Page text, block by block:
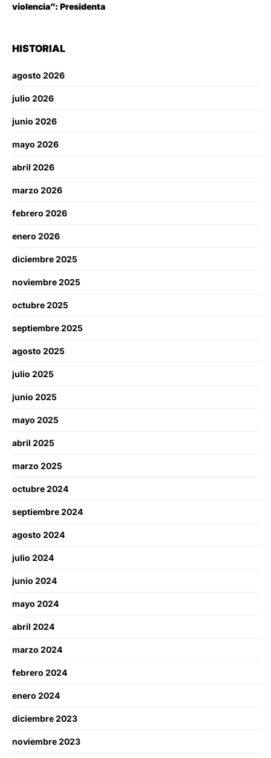
violencia”: Presidenta
HISTORIAL
agosto 2026
julio 2026
junio 2026
mayo 2026
abril 2026
marzo 2026
febrero 2026
enero 2026
diciembre 2025
noviembre 2025
octubre 2025
septiembre 2025
agosto 2025
julio 2025
junio 2025
mayo 2025
abril 2025
marzo 2025
octubre 2024
septiembre 2024
agosto 2024
julio 2024
junio 2024
mayo 2024
abril 2024
marzo 2024
febrero 2024
enero 2024
diciembre 2023
noviembre 2023